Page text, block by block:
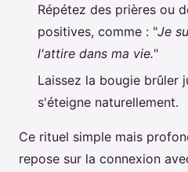
Répétez des prières ou
positives, comme : "Je
l'attire dans ma vie."
Laissez la bougie brûler
s'éteigne naturellement.
Ce rituel simple mais
repose sur la connexion